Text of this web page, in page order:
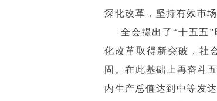
深化改革，坚持有效市
全会提出了“十五五
化改革取得新突破，社
固。在此基础上再奋斗
内生产总值达到中等发